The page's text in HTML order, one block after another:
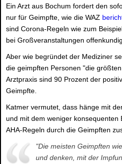
Ein Arzt aus Bochum fordert den
nur für Geimpfte, wie die WAZ
sind Corona-Regeln wie zum
bei Großveranstaltungen
Aber wie begründet der Mediziner
die geimpften Personen "die
Arztpraxis sind 90 Prozent der
Geimpfte.
Katmer vermutet, dass hänge mit
und mit dem weniger konsequenten
AHA-Regeln durch die Geimpften
"Die meisten Geimpften
und denken, mit der